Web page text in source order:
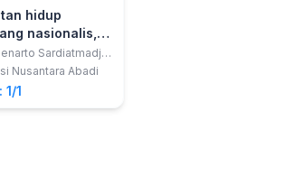
hidup
nasionalis,
Islamis :
jihat sejati
mencintai
agama,
Sardiatmadja,
MM.
Nusantara Abadi
1/1